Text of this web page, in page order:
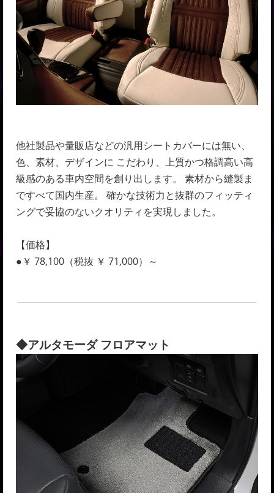
他社製品や量販店などの汎用シートカバーには無い、
色、素材、デザインに こだわり、上質かつ格調高い高
級感のある車内空間を創り出します。 素材から縫製ま
ですべて国内生産。 確かな技術力と抜群のフィッティ
ングで妥協のないクオリティを実現しました。
【価格】
●￥ 78,100（税抜 ￥ 71,000）～
◆アルタモーダ フロアマット